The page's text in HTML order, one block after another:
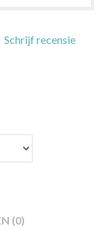
Schrijf recensie
(0)